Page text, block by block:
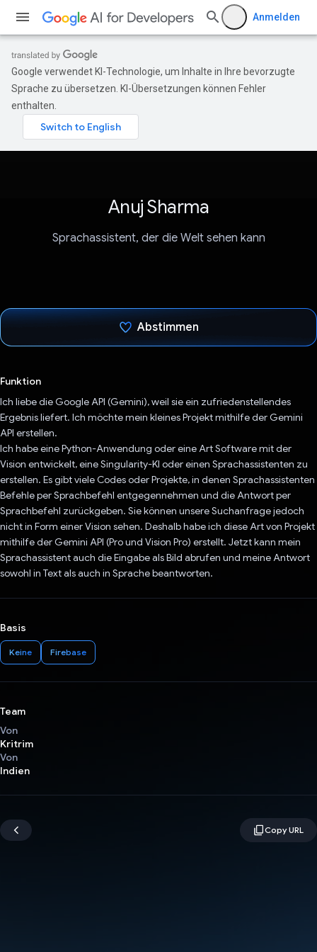
Anmelden
Google verwendet KI-Technologie, um Inhalte in Ihre bevorzugte
Sprache zu übersetzen. KI-Übersetzungen können Fehler
enthalten.
Anuj Sharma
Sprachassistent, der die Welt sehen kann
Abstimmen
Funktion
Ich liebe die Google API (Gemini), weil sie ein zufriedenstellendes
Ergebnis liefert. Ich möchte mein kleines Projekt mithilfe der Gemini
API erstellen.
Ich habe eine Python-Anwendung oder eine Art Software mit der
Vision entwickelt, eine Singularity-KI oder einen Sprachassistenten zu
erstellen. Es gibt viele Codes oder Projekte, in denen Sprachassistenten
Befehle per Sprachbefehl entgegennehmen und die Antwort per
Sprachbefehl zurückgeben. Sie können unsere Suchanfrage jedoch
nicht in Form einer Vision sehen. Deshalb habe ich diese Art von Projekt
mithilfe der Gemini API (Pro und Vision Pro) erstellt. Jetzt kann mein
Sprachassistent auch die Eingabe als Bild abrufen und meine Antwort
sowohl in Text als auch in Sprache beantworten.
Basis
Keine Firebase
Team
Von
Kritrim
Von
Indien